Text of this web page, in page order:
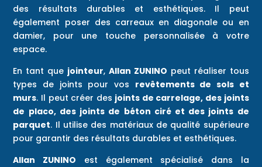
des résultats durables et esthétiques. Il peut
également poser des carreaux en diagonale ou en
damier, pour une touche personnalisée à votre
espace.
En tant que jointeur,Allan ZUNINO peut réaliser tous
types de joints pour vos revêtements de sols et
murs. Il peut créer des joints de carrelage, des joints
de placo, des joints de béton ciré et des joints de
parquet. Il utilise des matériaux de qualité supérieure
pour garantir des résultats durables et esthétiques.
Allan ZUNINO est également spécialisé dans la